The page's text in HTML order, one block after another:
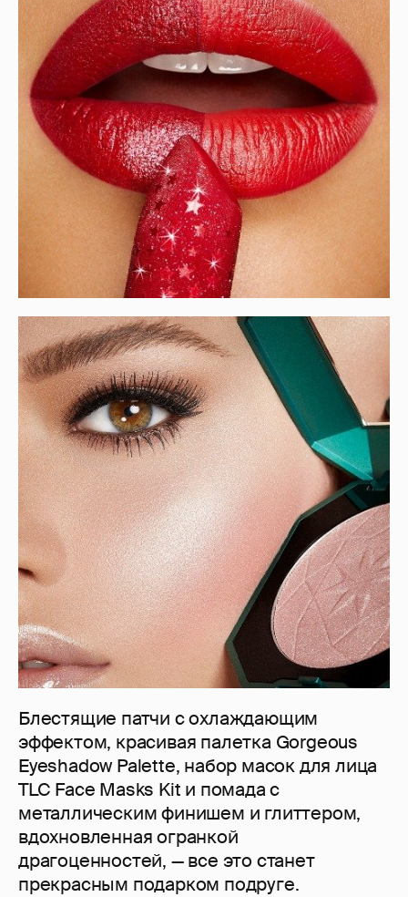
Блестящие патчи с охлаждающим
эффектом, красивая палетка Gorgeous
Eyeshadow Palette, набор масок для лица
TLC Face Masks Kit и помада с
металлическим финишем и глиттером,
вдохновленная огранкой
драгоценностей, — все это станет
прекрасным подарком подруге.